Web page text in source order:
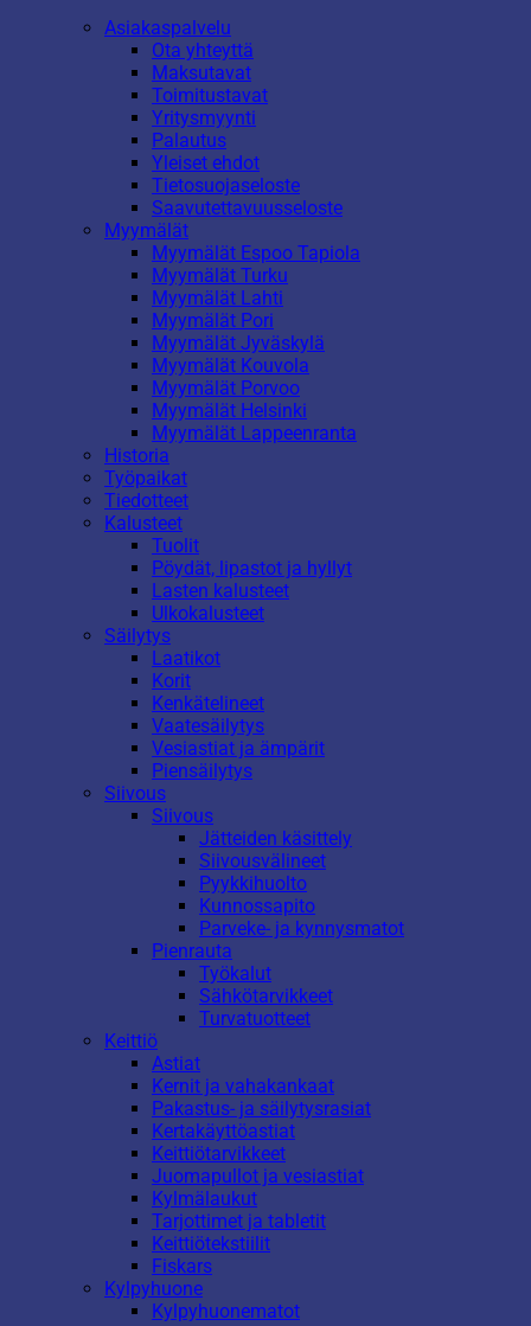
Asiakaspalvelu
Ota yhteyttä
Maksutavat
Toimitustavat
Yritysmyynti
Palautus
Yleiset ehdot
Tietosuojaseloste
Saavutettavuusseloste
Myymälät
Myymälät Espoo Tapiola
Myymälät Turku
Myymälät Lahti
Myymälät Pori
Myymälät Jyväskylä
Myymälät Kouvola
Myymälät Porvoo
Myymälät Helsinki
Myymälät Lappeenranta
Historia
Työpaikat
Tiedotteet
Kalusteet
Tuolit
Pöydät, lipastot ja hyllyt
Lasten kalusteet
Ulkokalusteet
Säilytys
Laatikot
Korit
Kenkätelineet
Vaatesäilytys
Vesiastiat ja ämpärit
Piensäilytys
Siivous
Siivous
Jätteiden käsittely
Siivousvälineet
Pyykkihuolto
Kunnossapito
Parveke- ja kynnysmatot
Pienrauta
Työkalut
Sähkötarvikkeet
Turvatuotteet
Keittiö
Astiat
Kernit ja vahakankaat
Pakastus- ja säilytysrasiat
Kertakäyttöastiat
Keittiötarvikkeet
Juomapullot ja vesiastiat
Kylmälaukut
Tarjottimet ja tabletit
Keittiötekstiilit
Fiskars
Kylpyhuone
Kylpyhuonematot